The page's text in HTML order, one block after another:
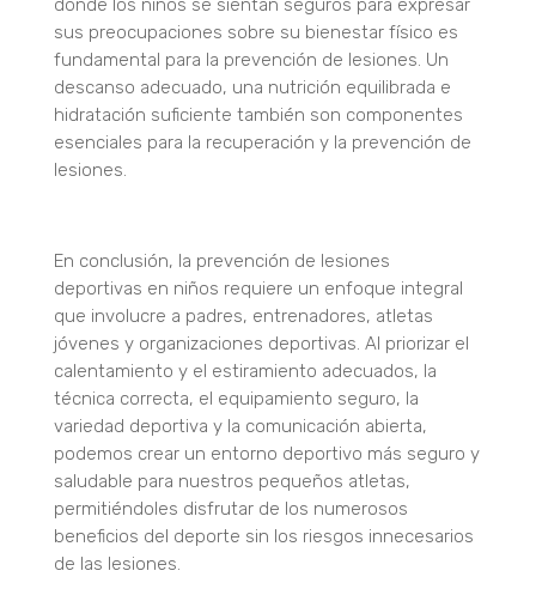
donde los niños se sientan seguros para expresar
sus preocupaciones sobre su bienestar físico es
fundamental para la prevención de lesiones. Un
descanso adecuado, una nutrición equilibrada e
hidratación suficiente también son componentes
esenciales para la recuperación y la prevención de
lesiones.
En conclusión, la prevención de lesiones
deportivas en niños requiere un enfoque integral
que involucre a padres, entrenadores, atletas
jóvenes y organizaciones deportivas. Al priorizar el
calentamiento y el estiramiento adecuados, la
técnica correcta, el equipamiento seguro, la
variedad deportiva y la comunicación abierta,
podemos crear un entorno deportivo más seguro y
saludable para nuestros pequeños atletas,
permitiéndoles disfrutar de los numerosos
beneficios del deporte sin los riesgos innecesarios
de las lesiones.